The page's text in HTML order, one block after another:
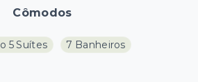
Cômodos
5 Suítes
7 Banheiros